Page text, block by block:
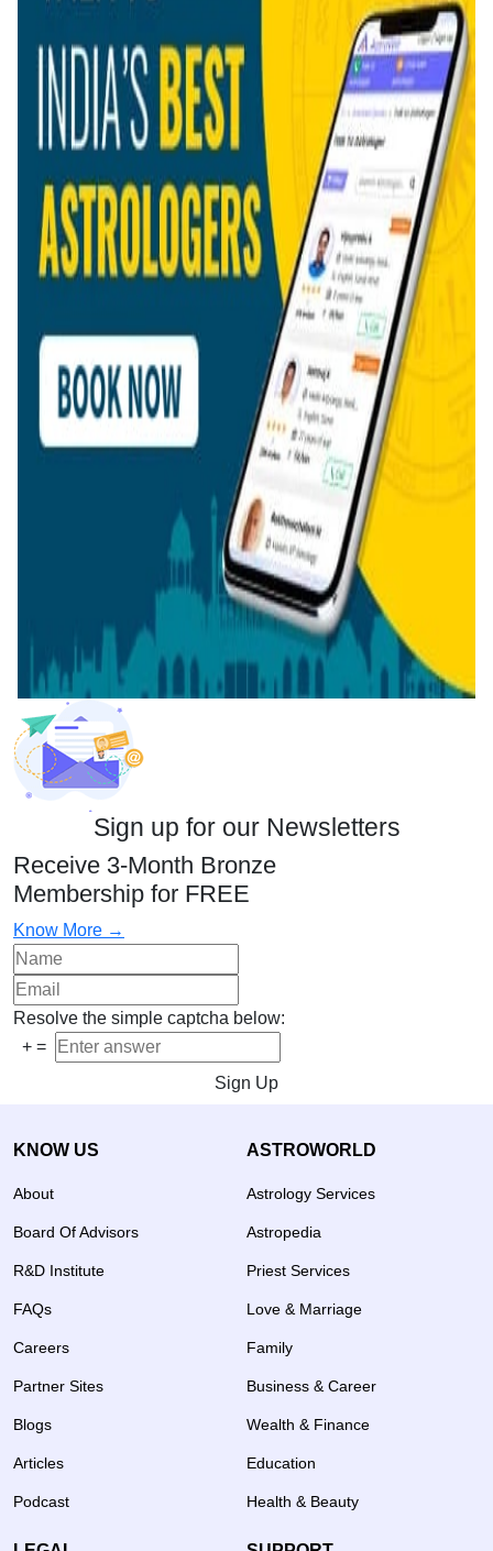
Sign up for our Newsletters
Receive 3-Month Bronze
Membership for FREE
Know More →
Resolve the simple captcha below:
+ =
Sign Up
KNOW US
About
Board Of Advisors
R&D Institute
FAQs
Careers
Partner Sites
Blogs
Articles
Podcast
ASTROWORLD
Astrology Services
Astropedia
Priest Services
Love & Marriage
Family
Business & Career
Wealth & Finance
Education
Health & Beauty